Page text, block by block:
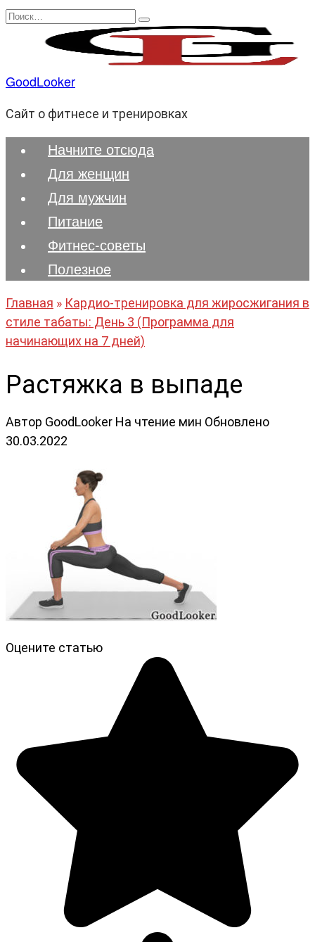
Перейти
содержанию
Search
GoodLooker
Сайт о фитнесе и тренировках
Начните отсюда
Для женщин
Для мужчин
Питание
Фитнес-советы
Полезноe
Главная » Кардио-тренировка для жиросжигания в
стиле табаты: День 3 (Программа для
начинающих на 7 дней)
Растяжка в выпаде
Автор GoodLooker На чтение мин Обновлено
30.03.2022
Оцените статью